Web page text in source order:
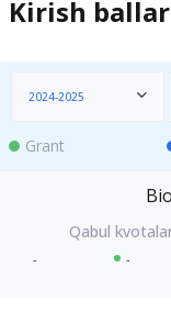
Kirish
2024-2025
Grant
- -